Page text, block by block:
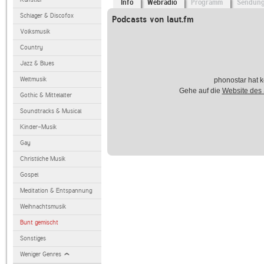
Schlager & Discofox
Volksmusik
Country
Jazz & Blues
Weltmusik
Gothic & Mittelalter
Soundtracks & Musical
Kinder-Musik
Gay
Christliche Musik
Gospel
Meditation & Entspannung
Weihnachtsmusik
Bunt gemischt
Sonstiges
Weniger Genres
Info Webradio Programm
Podcasts von laut.fm
phonostar hat
Gehe auf die Website des